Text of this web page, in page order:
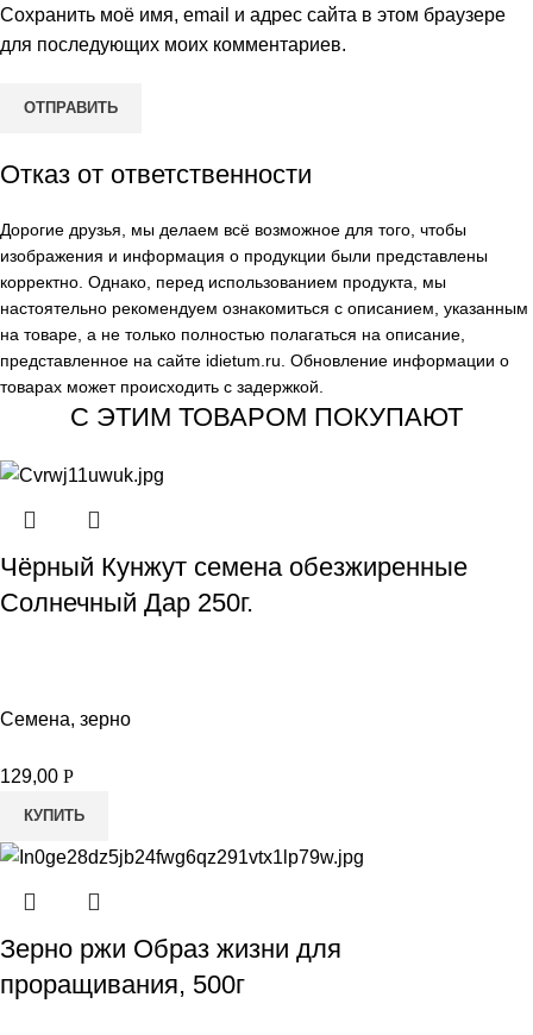
Сохранить моё имя, email и адрес сайта в этом браузере
для последующих моих комментариев.
Отказ от ответственности
Дорогие друзья, мы делаем всё возможное для того, чтобы
изображения и информация о продукции были представлены
корректно. Однако, перед использованием продукта, мы
настоятельно рекомендуем ознакомиться с описанием, указанным
на товаре, а не только полностью полагаться на описание,
представленное на сайте idietum.ru . Обновление информации о
товарах может происходить с задержкой.
С ЭТИМ ТОВАРОМ ПОКУПАЮТ
Чёрный Кунжут семена обезжиренные
Солнечный Дар 250г.
Семена, зерно
129,00 Р
КУПИТЬ
Зерно ржи Образ жизни для
проращивания, 500г